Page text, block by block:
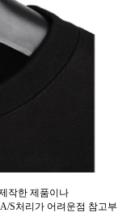
작한 제품이나
S처리가 어려운점 참고부